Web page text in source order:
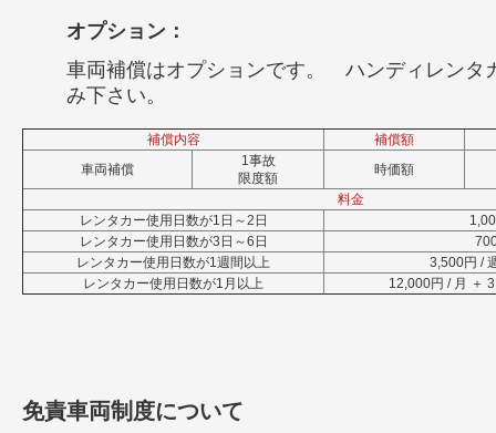
オプション：
車両補償はオプションです。 ハンディレンタ
み下さい。
補償内容
補償額
車両補償
1事故
限度額
時価額
料金
レンタカー使用日数が1日～2日
レンタカー使用日数が3日～6日
レンタカー使用日数が1週間以上
3,500円 /
レンタカー使用日数が1月以上
12,000円 / 月 ＋
免責車両制度について